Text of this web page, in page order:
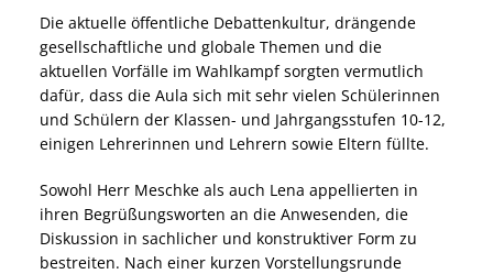
Die aktuelle öffentliche Debattenkultur, drängende
gesellschaftliche und globale Themen und die
aktuellen Vorfälle im Wahlkampf sorgten vermutlich
dafür, dass die Aula sich mit sehr vielen Schülerinnen
und Schülern der Klassen- und Jahrgangsstufen 10-12,
einigen Lehrerinnen und Lehrern sowie Eltern füllte.
Sowohl Herr Meschke als auch Lena appellierten in
ihren Begrüßungsworten an die Anwesenden, die
Diskussion in sachlicher und konstruktiver Form zu
bestreiten. Nach einer kurzen Vorstellungsrunde